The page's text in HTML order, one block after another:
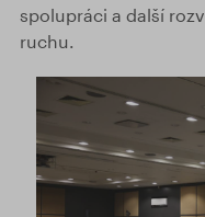
spolupráci a další
ruchu.